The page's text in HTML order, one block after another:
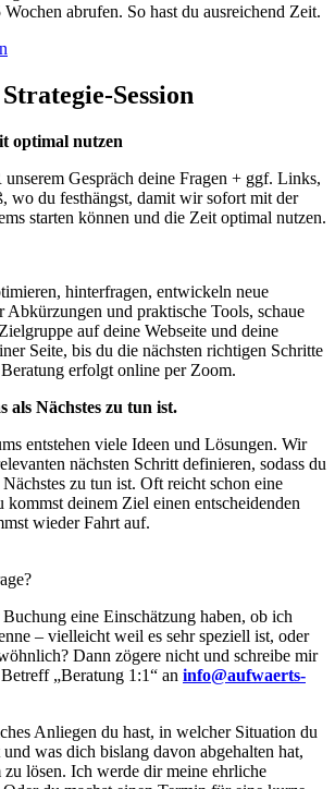
abrufen. So hast du ausreichend Zeit.
Session
optimal nutzen
Gespräch deine Fragen + ggf. Links,
wo du festhängst, damit wir sofort mit der
starten können und die Zeit optimal nutzen.
hinterfragen, entwickeln neue
Abkürzungen und praktische Tools, schaue
auf deine Webseite und deine
Seite, bis du die nächsten richtigen Schritte
erfolgt online per Zoom.
als Nächstes zu tun ist.
entstehen viele Ideen und Lösungen. Wir
nächsten Schritt definieren, sodass du
zu tun ist. Oft reicht schon eine
kommst deinem Ziel einen entscheidenden
wieder Fahrt auf.
eine Einschätzung haben, ob ich
– vielleicht weil es sehr speziell ist, oder
Dann zögere nicht und schreibe mir
„Beratung 1:1“ an info@aufwaerts-
Anliegen du hast, in welcher Situation du
was dich bislang davon abgehalten hat,
zu lösen. Ich werde dir meine ehrliche